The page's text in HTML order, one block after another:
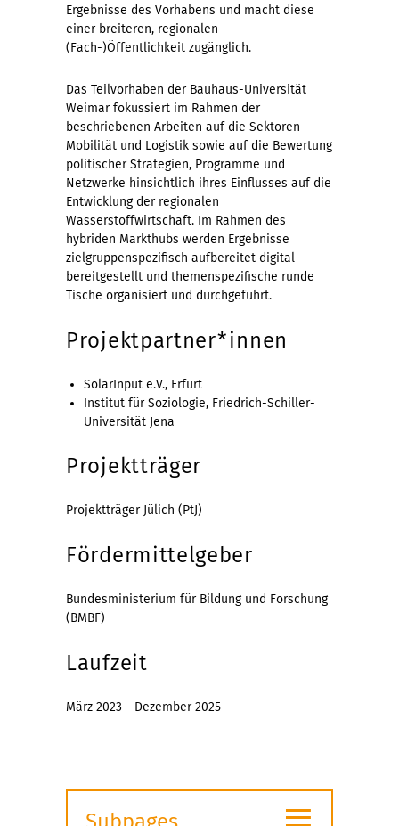
Ergebnisse des Vorhabens und macht diese
einer breiteren, regionalen
(Fach-)Öffentlichkeit zugänglich.
Das Teilvorhaben der Bauhaus-Universität
Weimar fokussiert im Rahmen der
beschriebenen Arbeiten auf die Sektoren
Mobilität und Logistik sowie auf die Bewertung
politischer Strategien, Programme und
Netzwerke hinsichtlich ihres Einflusses auf die
Entwicklung der regionalen
Wasserstoffwirtschaft. Im Rahmen des
hybriden Markthubs werden Ergebnisse
zielgruppenspezifisch aufbereitet digital
bereitgestellt und themenspezifische runde
Tische organisiert und durchgeführt.
Projektpartner*innen
SolarInput e.V., Erfurt
Institut für Soziologie, Friedrich-Schiller-
Universität Jena
Projektträger
Projektträger Jülich (PtJ)
Fördermittelgeber
Bundesministerium für Bildung und Forschung
(BMBF)
Laufzeit
März 2023 - Dezember 2025
≡